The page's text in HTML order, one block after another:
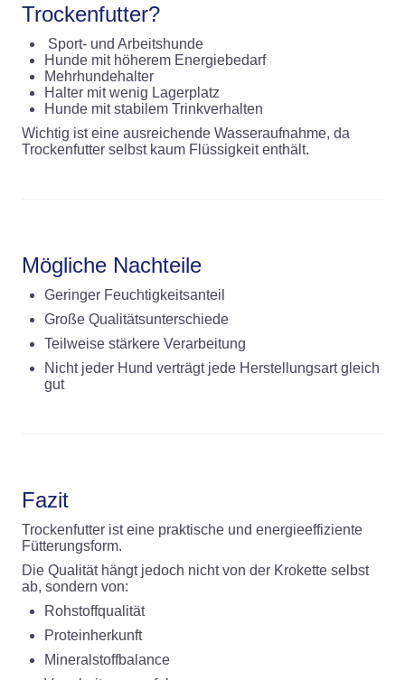
Trockenfutter?
Sport- und Arbeitshunde
Hunde mit höherem Energiebedarf
Mehrhundehalter
Halter mit wenig Lagerplatz
Hunde mit stabilem Trinkverhalten
Wichtig ist eine ausreichende Wasseraufnahme, da
Trockenfutter selbst kaum Flüssigkeit enthält.
Mögliche Nachteile
Geringer Feuchtigkeitsanteil
Große Qualitätsunterschiede
Teilweise stärkere Verarbeitung
Nicht jeder Hund verträgt jede Herstellungsart gleich
gut
Fazit
Trockenfutter ist eine praktische und energieeffiziente
Fütterungsform.
Die Qualität hängt jedoch nicht von der Krokette selbst
ab, sondern von:
Rohstoffqualität
Proteinherkunft
Mineralstoffbalance